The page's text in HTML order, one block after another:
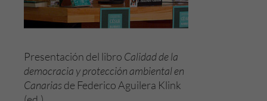
Presentación del libro Calidad de la
democracia y protección ambiental en
Canariasde Federico Aguilera Klink